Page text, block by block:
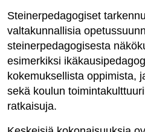
Steinerpedagogiset
valtakunnallisia
steinerpedagogisesta
esimerkiksi
kokemuksellista oppimista,
sekä koulun
ratkaisuja.